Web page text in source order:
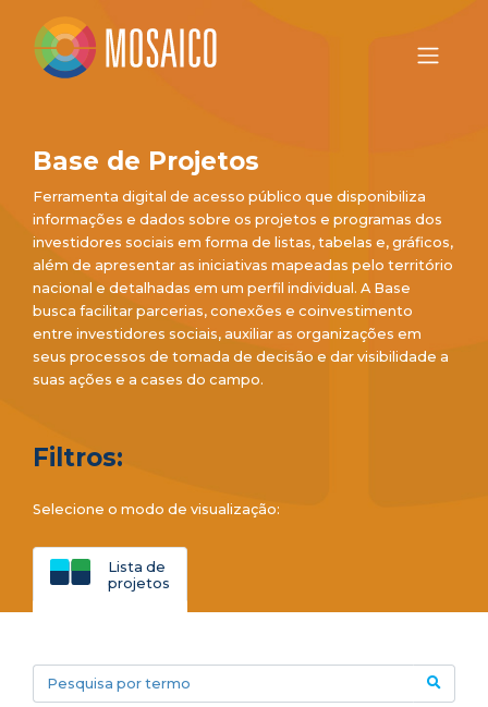
Base de Projetos
Ferramenta digital de acesso público que disponibiliza
informações e dados sobre os projetos e programas dos
investidores sociais em forma de listas, tabelas e, gráficos,
além de apresentar as iniciativas mapeadas pelo território
nacional e detalhadas em um perfil individual. A Base
busca facilitar parcerias, conexões e coinvestimento
entre investidores sociais, auxiliar as organizações em
seus processos de tomada de decisão e dar visibilidade a
suas ações e a cases do campo.
Filtros:
Selecione o modo de visualização:
Lista de
projetos
Pesquisa por termo